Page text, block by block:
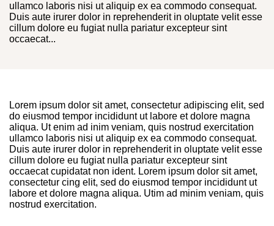
ullamco laboris nisi ut aliquip ex ea commodo consequat.
Duis aute irurer dolor in reprehenderit in oluptate velit esse
cillum dolore eu fugiat nulla pariatur excepteur sint
occaecat...
Lorem ipsum dolor sit amet, consectetur adipiscing elit, sed
do eiusmod tempor incididunt ut labore et dolore magna
aliqua. Ut enim ad inim veniam, quis nostrud exercitation
ullamco laboris nisi ut aliquip ex ea commodo consequat.
Duis aute irurer dolor in reprehenderit in oluptate velit esse
cillum dolore eu fugiat nulla pariatur excepteur sint
occaecat cupidatat non ident. Lorem ipsum dolor sit amet,
consectetur cing elit, sed do eiusmod tempor incididunt ut
labore et dolore magna aliqua. Utim ad minim veniam, quis
nostrud exercitation.